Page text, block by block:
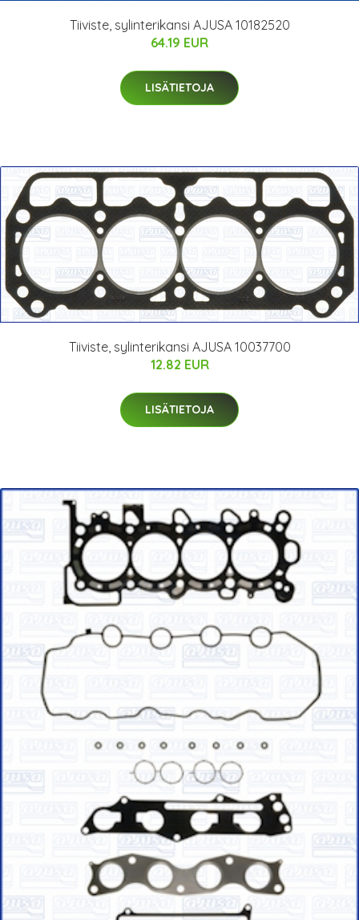
Tiiviste, sylinterikansi AJUSA 10182520
64.19 EUR
LISÄTIETOJA
Tiiviste, sylinterikansi AJUSA 10037700
12.82 EUR
LISÄTIETOJA